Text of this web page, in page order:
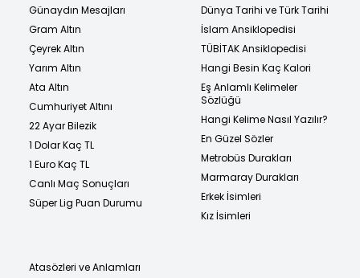
Günaydın Mesajları
Gram Altın
Çeyrek Altın
Yarım Altın
Ata Altın
Cumhuriyet Altını
22 Ayar Bilezik
1 Dolar Kaç TL
1 Euro Kaç TL
Canlı Maç Sonuçları
Süper Lig Puan Durumu
Dünya Tarihi ve Türk Tarihi
İslam Ansiklopedisi
TÜBİTAK Ansiklopedisi
Hangi Besin Kaç Kalori
Eş Anlamlı Kelimeler
Sözlüğü
Hangi Kelime Nasıl Yazılır?
En Güzel Sözler
Metrobüs Durakları
Marmaray Durakları
Erkek İsimleri
Kız İsimleri
Atasözleri ve Anlamları